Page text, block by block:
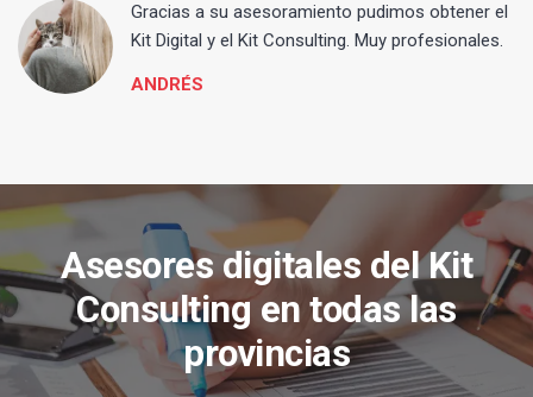
Gracias a su asesoramiento pudimos obtener el
Kit Digital y el Kit Consulting. Muy profesionales.
ANDRÉS
Asesores digitales del Kit
Consulting en todas las
provincias